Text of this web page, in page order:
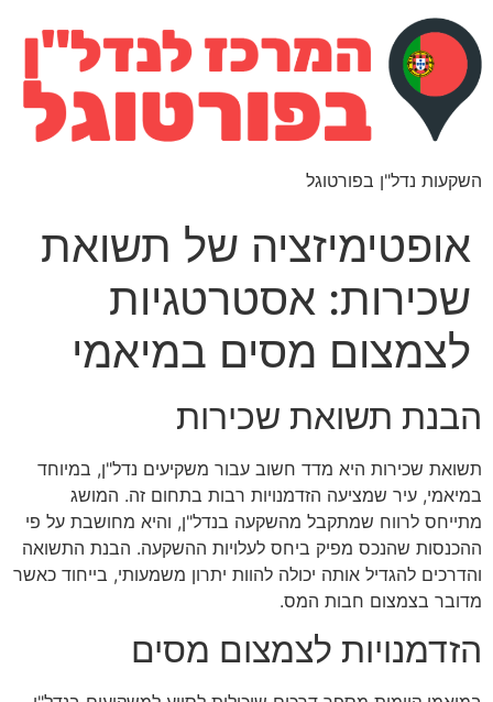
השקעות נדל"ן בפורטוגל
אופטימיזציה של תשואת
שכירות: אסטרטגיות
לצמצום מסים במיאמי
הבנת תשואת שכירות
תשואת שכירות היא מדד חשוב עבור משקיעים נדל"ן, במיוחד
במיאמי, עיר שמציעה הזדמנויות רבות בתחום זה. המושג
מתייחס לרווח שמתקבל מהשקעה בנדל"ן, והיא מחושבת על פי
ההכנסות שהנכס מפיק ביחס לעלויות ההשקעה. הבנת התשואה
והדרכים להגדיל אותה יכולה להוות יתרון משמעותי, בייחוד כאשר
מדובר בצמצום חבות המס.
הזדמנויות לצמצום מסים